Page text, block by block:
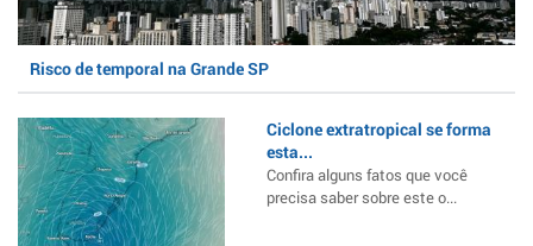
Risco de temporal na Grande SP
Ciclone extratropical se forma
esta...
Confira alguns fatos que você
precisa saber sobre este o...